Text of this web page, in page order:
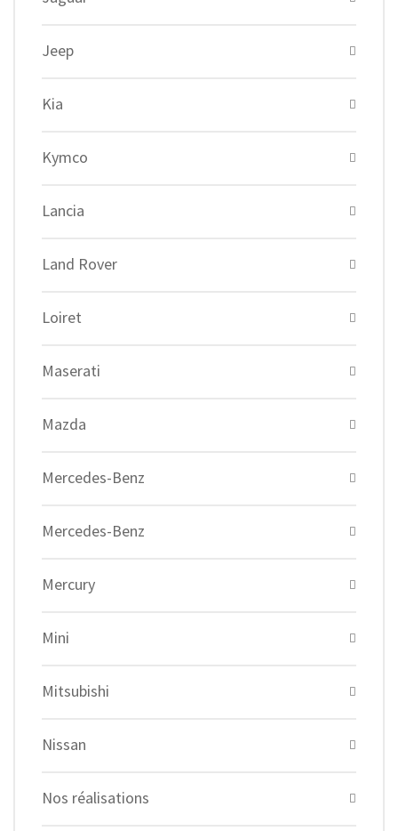
Jeep
Kia
Kymco
Lancia
Land Rover
Loiret
Maserati
Mazda
Mercedes-Benz
Mercedes-Benz
Mercury
Mini
Mitsubishi
Nissan
Nos réalisations